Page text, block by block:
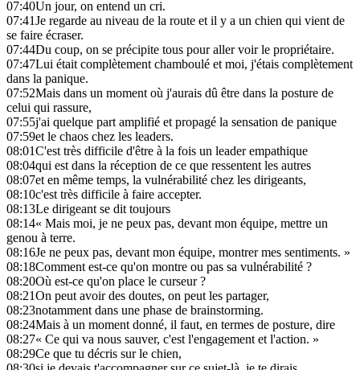
07:40Un jour, on entend un cri.
07:41Je regarde au niveau de la route et il y a un chien qui vient de
se faire écraser.
07:44Du coup, on se précipite tous pour aller voir le propriétaire.
07:47Lui était complètement chamboulé et moi, j'étais complètement
dans la panique.
07:52Mais dans un moment où j'aurais dû être dans la posture de
celui qui rassure,
07:55j'ai quelque part amplifié et propagé la sensation de panique
07:59et le chaos chez les leaders.
08:01C'est très difficile d'être à la fois un leader empathique
08:04qui est dans la réception de ce que ressentent les autres
08:07et en même temps, la vulnérabilité chez les dirigeants,
08:10c'est très difficile à faire accepter.
08:13Le dirigeant se dit toujours
08:14« Mais moi, je ne peux pas, devant mon équipe, mettre un
genou à terre.
08:16Je ne peux pas, devant mon équipe, montrer mes sentiments. »
08:18Comment est-ce qu'on montre ou pas sa vulnérabilité ?
08:20Où est-ce qu'on place le curseur ?
08:21On peut avoir des doutes, on peut les partager,
08:23notamment dans une phase de brainstorming.
08:24Mais à un moment donné, il faut, en termes de posture, dire
08:27« Ce qui va nous sauver, c'est l'engagement et l'action. »
08:29Ce que tu décris sur le chien,